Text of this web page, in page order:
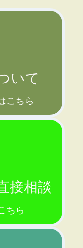
いて
こちら
接相談
ちら